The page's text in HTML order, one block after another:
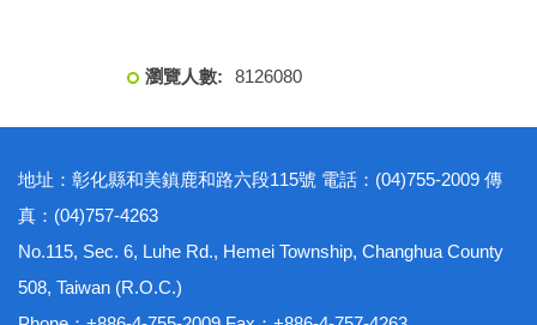
8126080
地址：彰化縣和美鎮鹿和路六段115號 電話：(04)755-2009 傳
真：(04)757-4263
No.115, Sec. 6, Luhe Rd., Hemei Township, Changhua County
508, Taiwan (R.O.C.)